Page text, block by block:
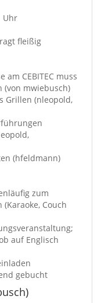
Uhr
fleißig
am CEBITEC muss
(von mwiebusch)
Grillen (nleopold,
(hfeldmann)
zum
Couch
auf Englisch
gebucht